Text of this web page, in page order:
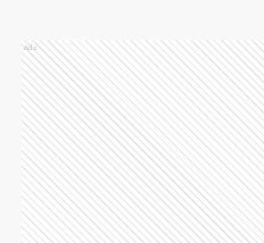
Ads